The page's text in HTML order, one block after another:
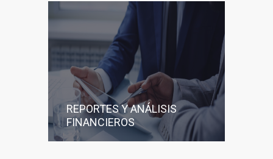
REPORTES Y ANÁLISIS
FINANCIEROS